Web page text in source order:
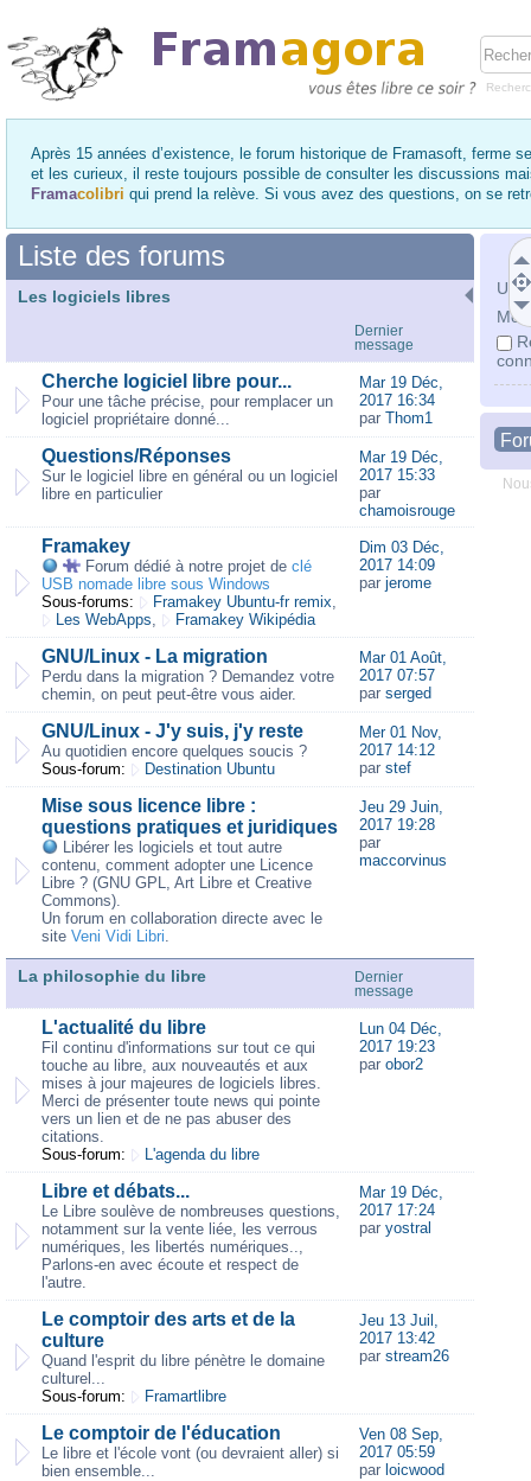
Après 15 années d’existence, le forum historique de Framasoft, ferme
et les curieux, il reste toujours possible de consulter les discussions
Framacolibri qui prend la relève. Si vous avez des questions, on se
Mot
Liste des forums
Les logiciels libres
Dernier
message
Cherche logiciel libre pour...
Pour une tâche précise, pour remplacer un
logiciel propriétaire donné...
Mar 19 Déc,
2017 16:34
par Thom1
Questions/Réponses
Sur le logiciel libre en général ou un logiciel
libre en particulier
Mar 19 Déc,
2017 15:33
par
chamoisrouge
Framakey
Forum dédié à notre projet de clé
USB nomade libre sous Windows
Sous-forums:
Framakey Ubuntu-fr remix,
Les WebApps, Framakey Wikipédia
Dim 03 Déc,
2017 14:09
par jerome
GNU/Linux - La migration
Perdu dans la migration ? Demandez votre
chemin, on peut peut-être vous aider.
Mar 01 Août,
2017 07:57
par serged
GNU/Linux - J'y suis, j'y reste
Au quotidien encore quelques soucis ?
Sous-forum:
Destination Ubuntu
Mer 01 Nov,
2017 14:12
par stef
Mise sous licence libre :
questions pratiques et juridiques
Libérer les logiciels et tout autre
contenu, comment adopter une Licence
Libre ? (GNU GPL, Art Libre et Creative
Commons).
Un forum en collaboration directe avec le
site Veni Vidi Libri.
Jeu 29 Juin,
2017 19:28
par
maccorvinus
La philosophie du libre
Dernier
message
L'actualité du libre
Fil continu d'informations sur tout ce qui
touche au libre, aux nouveautés et aux
mises à jour majeures de logiciels libres.
Merci de présenter toute news qui pointe
vers un lien et de ne pas abuser des
citations.
Sous-forum:
L'agenda du libre
Lun 04 Déc,
2017 19:23
par obor2
Libre et débats...
Le Libre soulève de nombreuses questions,
notamment sur la vente liée, les verrous
numériques, les libertés numériques..,
Parlons-en avec écoute et respect de
l'autre.
Mar 19 Déc,
2017 17:24
par yostral
Le comptoir des arts et de la
culture
Quand l'esprit du libre pénètre le domaine
culturel...
Sous-forum:
Framartlibre
Jeu 13 Juil,
2017 13:42
par stream26
Le comptoir de l'éducation
Le libre et l'école vont (ou devraient aller) si
bien ensemble...
Ven 08 Sep,
2017 05:59
par loicwood